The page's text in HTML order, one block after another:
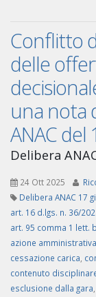
Conflitto
delle
una nota
ANAC del
Delibera
24 Ott 2025
Delibera ANAC 17
art. 16 d.lgs. n. 36/
art. 95 comma 1 lett.
azione amministrativa
cessazione carica
contenuto
esclusione dalla gara